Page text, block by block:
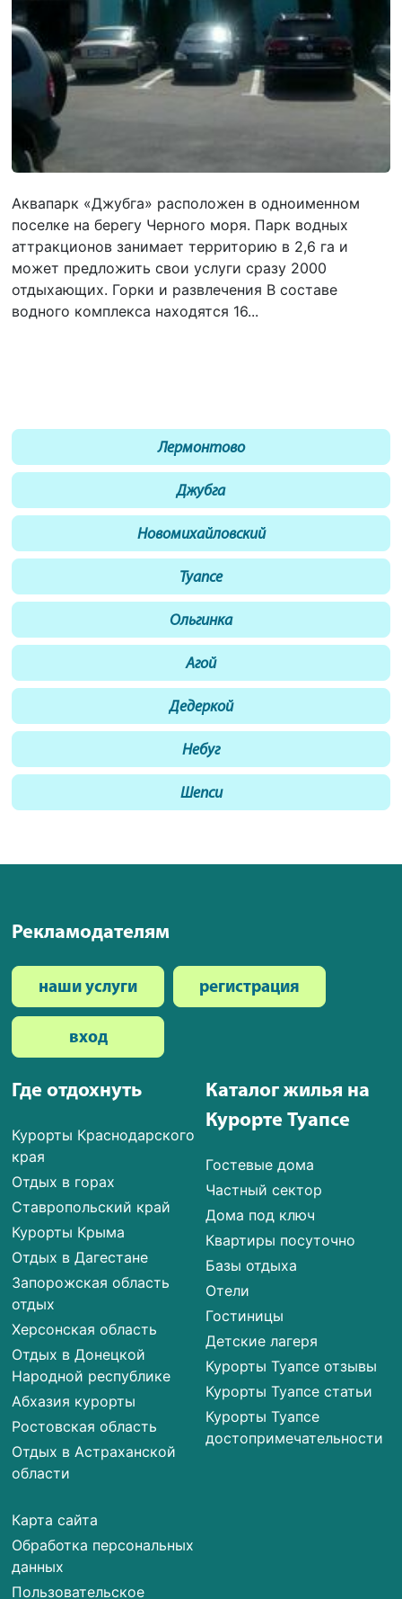
Аквапарк «Джубга» расположен в одноименном
поселке на берегу Черного моря. Парк водных
аттракционов занимает территорию в 2,6 га и
может предложить свои услуги сразу 2000
отдыхающих. Горки и развлечения В составе
водного комплекса находятся 16...
Лермонтово
Джубга
Новомихайловский
Туапсе
Ольгинка
Агой
Дедеркой
Небуг
Шепси
Где отдохнуть
Курорты Краснодарского
края
Отдых в горах
Ставропольский край
Курорты Крыма
Отдых в Дагестане
Запорожская область
отдых
Херсонская область
Отдых в Донецкой
Народной республике
Абхазия курорты
Ростовская область
Отдых в Астраханской
области
Карта сайта
Обработка персональных
данных
Пользовательское
Каталог жилья на
Курорте Туапсе
Гостевые дома
Частный сектор
Дома под ключ
Квартиры посуточно
Базы отдыха
Отели
Гостиницы
Детские лагеря
Курорты Туапсе отзывы
Курорты Туапсе статьи
Курорты Туапсе
достопримечательности
Рекламодателям
наши услуги регистрация
вход